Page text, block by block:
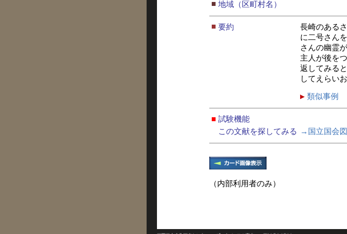
■ 地域（区町村名）
■ 要約
長崎のある
に二号さん
さんの幽霊
主人が後を
返してみる
してえらい
類似事例
■ 試験機能
この文献を探してみる
→国立国会
（内部利用者のみ）